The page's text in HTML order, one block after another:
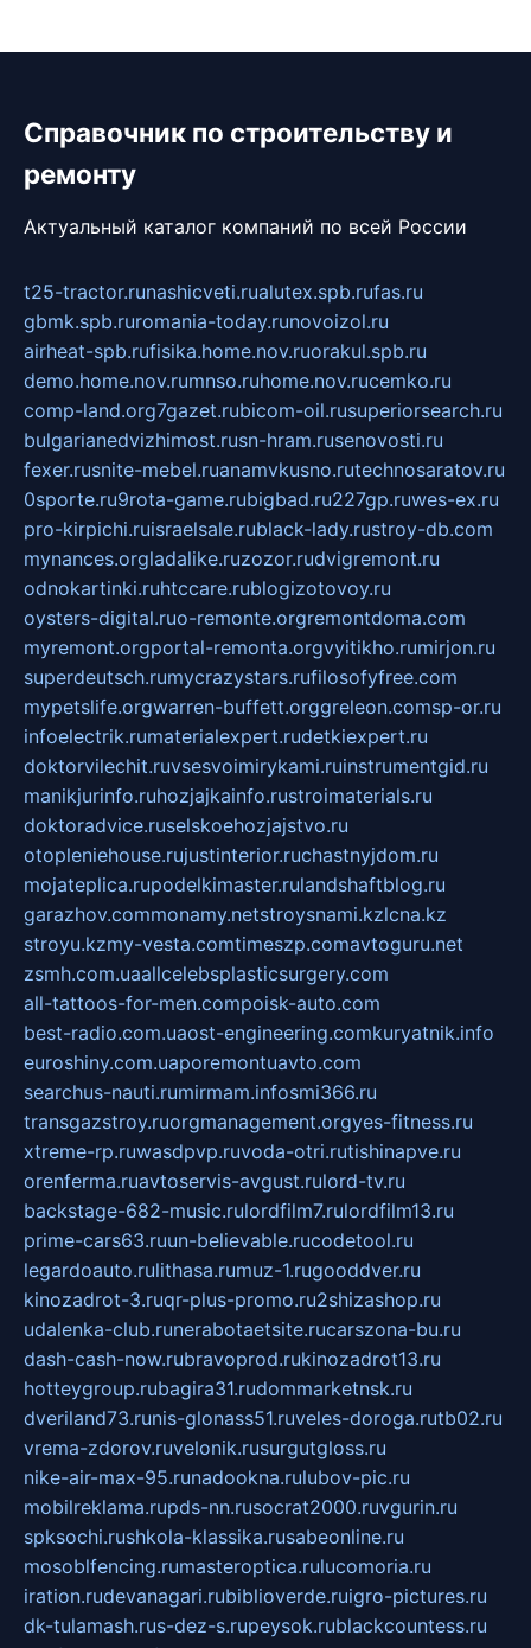
Справочник по строительству и
ремонту
Актуальный каталог компаний по всей России
t25-tractor.runashicveti.rualutex.spb.rufas.ru
gbmk.spb.ruromania-today.runovoizol.ru
airheat-spb.rufisika.home.nov.ruorakul.spb.ru
demo.home.nov.rumnso.ruhome.nov.rucemko.ru
comp-land.org7gazet.rubicom-oil.rusuperiorsearch.ru
bulgarianedvizhimost.rusn-hram.rusenovosti.ru
fexer.rusnite-mebel.ruanamvkusno.rutechnosaratov.ru
0sporte.ru9rota-game.rubigbad.ru227gp.ruwes-ex.ru
pro-kirpichi.ruisraelsale.rublack-lady.rustroy-db.com
mynances.orgladalike.ruzozor.rudvigremont.ru
odnokartinki.ruhtccare.rublogizotovoy.ru
oysters-digital.ruo-remonte.orgremontdoma.com
myremont.orgportal-remonta.orgvyitikho.rumirjon.ru
superdeutsch.rumycrazystars.rufilosofyfree.com
mypetslife.orgwarren-buffett.orggreleon.comsp-or.ru
infoelectrik.rumaterialexpert.rudetkiexpert.ru
doktorvilechit.ruvsesvoimirykami.ruinstrumentgid.ru
manikjurinfo.ruhozjajkainfo.rustroimaterials.ru
doktoradvice.ruselskoehozjajstvo.ru
otopleniehouse.rujustinterior.ruchastnyjdom.ru
mojateplica.rupodelkimaster.rulandshaftblog.ru
garazhov.commonamy.netstroysnami.kzlcna.kz
stroyu.kzmy-vesta.comtimeszp.comavtoguru.net
zsmh.com.uaallcelebsplasticsurgery.com
all-tattoos-for-men.compoisk-auto.com
best-radio.com.uaost-engineering.comkuryatnik.info
euroshiny.com.uaporemontuavto.com
searchus-nauti.rumirmam.infosmi366.ru
transgazstroy.ruorgmanagement.orgyes-fitness.ru
xtreme-rp.ruwasdpvp.ruvoda-otri.rutishinapve.ru
orenferma.ruavtoservis-avgust.rulord-tv.ru
backstage-682-music.rulordfilm7.rulordfilm13.ru
prime-cars63.ruun-believable.rucodetool.ru
legardoauto.rulithasa.rumuz-1.rugooddver.ru
kinozadrot-3.ruqr-plus-promo.ru2shizashop.ru
udalenka-club.runerabotaetsite.rucarszona-bu.ru
dash-cash-now.rubravoprod.rukinozadrot13.ru
hotteygroup.rubagira31.rudommarketnsk.ru
dveriland73.runis-glonass51.ruveles-doroga.rutb02.ru
vrema-zdorov.ruvelonik.rusurgutgloss.ru
nike-air-max-95.runadookna.rulubov-pic.ru
mobilreklama.rupds-nn.rusocrat2000.ruvgurin.ru
spksochi.rushkola-klassika.rusabeonline.ru
mosoblfencing.rumasteroptica.rulucomoria.ru
iration.rudevanagari.rubiblioverde.ruigro-pictures.ru
dk-tulamash.rus-dez-s.rupeysok.rublackcountess.ru